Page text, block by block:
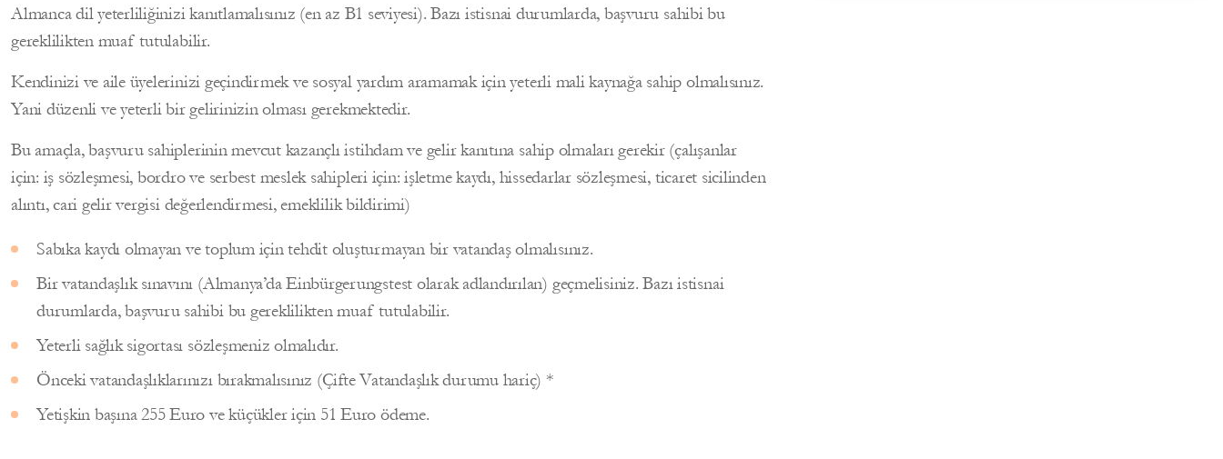
Almanca dil yeterliliğinizi kanıtlamalısınız (en az B1 seviyesi). Bazı istisnai durumlarda, başvuru sahibi bu
gereklilikten muaf tutulabilir.
Kendinizi ve aile üyelerinizi geçindirmek ve sosyal yardım aramamak için yeterli mali kaynağa sahip olmalısınız.
Yani düzenli ve yeterli bir gelirinizin olması gerekmektedir.
Bu amaçla, başvuru sahiplerinin mevcut kazançlı istihdam ve gelir kanıtına sahip olmaları gerekir (çalışanlar
için: iş sözleşmesi, bordro ve serbest meslek sahipleri için: işletme kaydı, hissedarlar sözleşmesi, ticaret sicilinden
alıntı, cari gelir vergisi değerlendirmesi, emeklilik bildirimi)
Sabıka kaydı olmayan ve toplum için tehdit oluşturmayan bir vatandaş olmalısınız.
Bir vatandaşlık sınavını (Almanya’da Einbürgerungstest olarak adlandırılan) geçmelisiniz. Bazı istisnai
durumlarda, başvuru sahibi bu gereklilikten muaf tutulabilir.
Yeterli sağlık sigortası sözleşmeniz olmalıdır.
Önceki vatandaşlıklarınızı bırakmalısınız (Çifte Vatandaşlık durumu hariç) *
Yetişkin başına 255 Euro ve küçükler için 51 Euro ödeme.